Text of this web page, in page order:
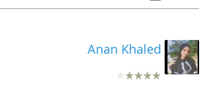
Anan Khaled